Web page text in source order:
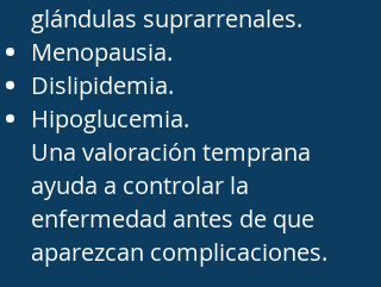
hipófisis pueden presentar
alteraciones en la
producción de hormona
del crecimiento,
prolactina, hormona
estimulante de la tiroides y
otras hormonas que
glándulas suprarrenales.
Menopausia.
Dislipidemia.
Hipoglucemia.
Una valoración temprana
ayuda a controlar la
enfermedad antes de que
aparezcan complicaciones.